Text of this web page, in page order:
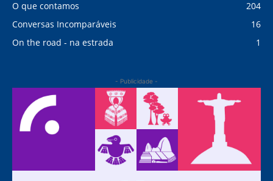
O que contamos
204
Conversas Incomparáveis
16
On the road - na estrada
1
- Publicidade -